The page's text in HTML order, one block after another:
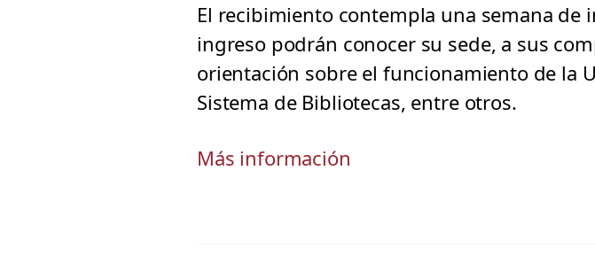
El recibimiento contempla una semana
ingreso podrán conocer su sede, a sus
orientación sobre el funcionamiento de la
Sistema de Bibliotecas, entre otros.
Más información